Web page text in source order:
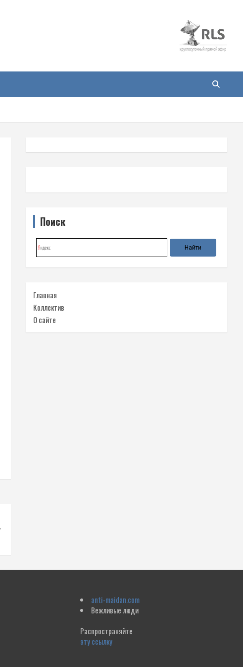
Поиск
Главная
Коллектив
О сайте
anti-maidan.com
Вежливые люди
Распространяйте
эту ссылку